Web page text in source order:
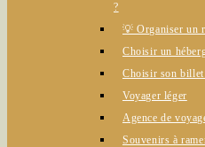
?
💡 Organiser un
Choisir un
Choisir son billet
Voyager léger
Agence de
Souvenirs à